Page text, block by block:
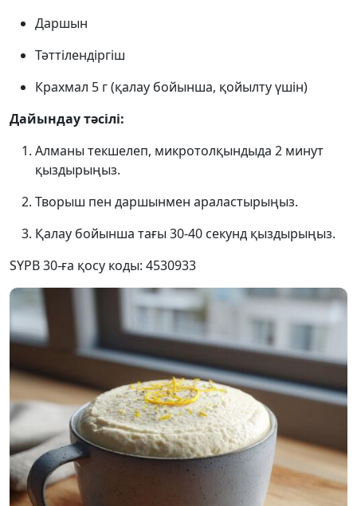
Даршын
Тәттілендіргіш
Крахмал 5 г (қалау бойынша, қойылту үшін)
Дайындау тәсілі:
Алманы текшелеп, микротолқындыда 2 минут
қыздырыңыз.
Творыш пен даршынмен араластырыңыз.
Қалау бойынша тағы 30-40 секунд қыздырыңыз.
SYPB 30-ға қосу коды: 4530933